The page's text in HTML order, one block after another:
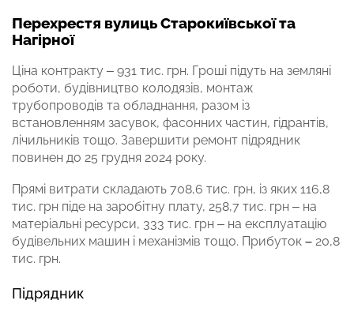
Перехрестя вулиць Старокиївської та
Нагірної
Ціна контракту – 931 тис. грн. Гроші підуть на земляні
роботи, будівництво колодязів, монтаж
трубопроводів та обладнання, разом із
встановленням засувок, фасонних частин, гідрантів,
лічильників тощо. Завершити ремонт підрядник
повинен до 25 грудня 2024 року.
Прямі витрати складають 708,6 тис. грн, із яких 116,8
тис. грн піде на заробітну плату, 258,7 тис. грн – на
матеріальні ресурси, 333 тис. грн – на експлуатацію
будівельних машин і механізмів тощо. Прибуток – 20,8
тис. грн.
Підрядник